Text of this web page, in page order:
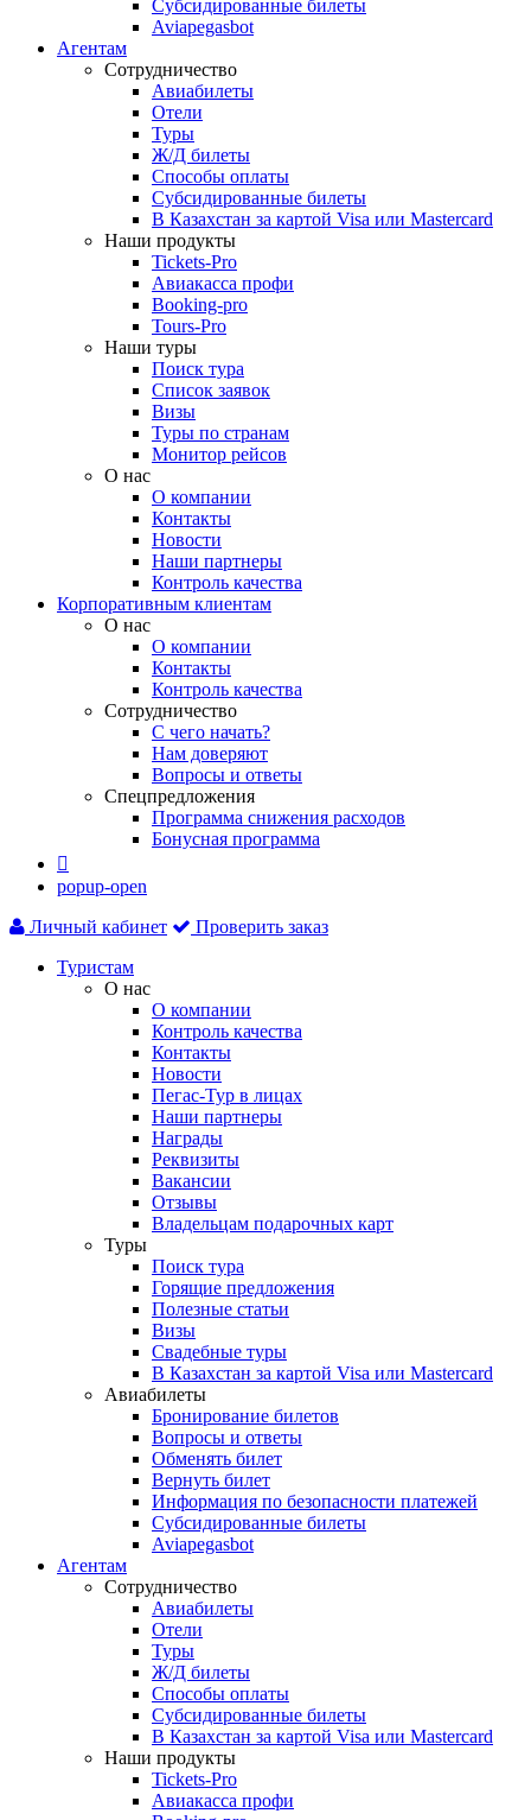
Субсидированные билеты
Aviapegasbot
Агентам
Сотрудничество
Авиабилеты
Отели
Туры
Ж/Д билеты
Способы оплаты
Субсидированные билеты
В Казахстан за картой Visa или Masterсard
Наши продукты
Tickets-Pro
Авиакасса профи
Booking-pro
Tours-Pro
Наши туры
Поиск тура
Список заявок
Визы
Туры по странам
Монитор рейсов
О нас
О компании
Контакты
Новости
Наши партнеры
Контроль качества
Корпоративным клиентам
О нас
О компании
Контакты
Контроль качества
Сотрудничество
С чего начать?
Нам доверяют
Вопросы и ответы
Спецпредложения
Программа снижения расходов
Бонусная программа

popup-open
Личный кабинет
Проверить заказ
Туристам
О нас
О компании
Контроль качества
Контакты
Новости
Пегас-Тур в лицах
Наши партнеры
Награды
Реквизиты
Вакансии
Отзывы
Владельцам подарочных карт
Туры
Поиск тура
Горящие предложения
Полезные статьи
Визы
Свадебные туры
В Казахстан за картой Visa или Masterсard
Авиабилеты
Бронирование билетов
Вопросы и ответы
Обменять билет
Вернуть билет
Информация по безопасности платежей
Субсидированные билеты
Aviapegasbot
Агентам
Сотрудничество
Авиабилеты
Отели
Туры
Ж/Д билеты
Способы оплаты
Субсидированные билеты
В Казахстан за картой Visa или Masterсard
Наши продукты
Tickets-Pro
Авиакасса профи